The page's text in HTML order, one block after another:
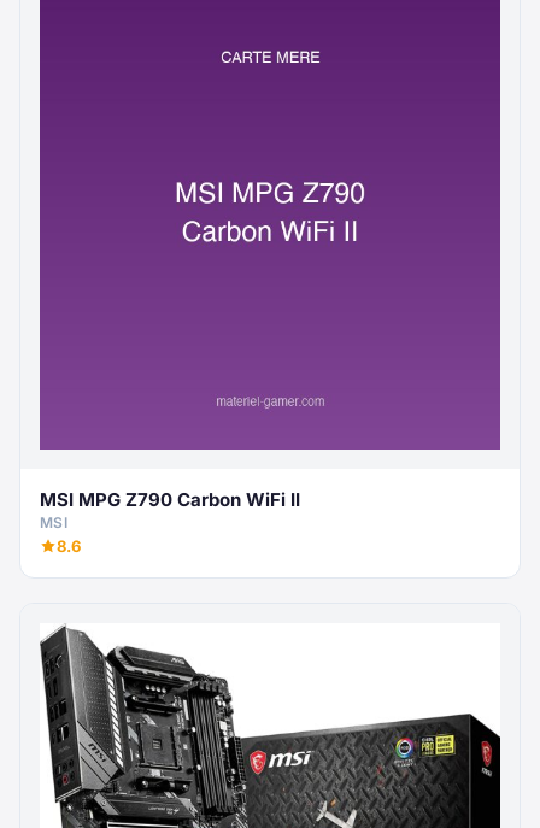
MSI MPG Z790 Carbon WiFi II
MSI
8.6